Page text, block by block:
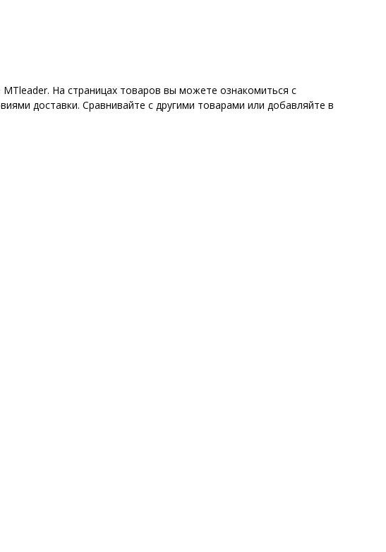
На страницах товаров вы можете ознакомиться с
доставки. Сравнивайте с другими товарами или добавляйте в